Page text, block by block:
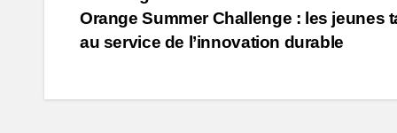
navigation
Orange Summer Challenge : les jeunes
au service de l’innovation durable